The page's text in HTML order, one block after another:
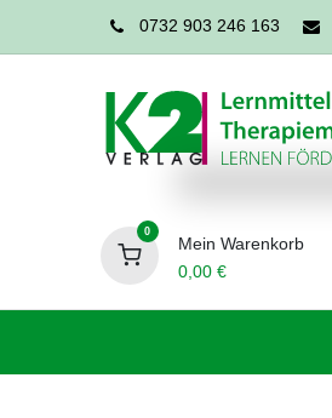
0732 903 246 163
0
Mein Warenkorb
0,00€